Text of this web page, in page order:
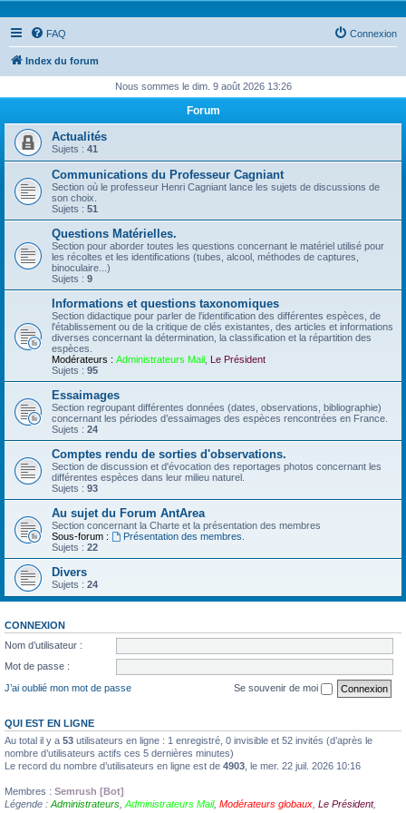
FAQ Connexion
Index du forum
Nous sommes le dim. 9 août 2026 13:26
Forum
Actualités
Sujets : 41
Communications du Professeur Cagniant
Section où le professeur Henri Cagniant lance les sujets de discussions de
son choix.
Sujets : 51
Questions Matérielles.
Section pour aborder toutes les questions concernant le matériel utilisé pour
les récoltes et les identifications (tubes, alcool, méthodes de captures,
binoculaire...)
Sujets : 9
Informations et questions taxonomiques
Section didactique pour parler de l'identification des différentes espèces, de
l'établissement ou de la critique de clés existantes, des articles et informations
diverses concernant la détermination, la classification et la répartition des
espèces.
Modérateurs : Administrateurs Mail Le Président
Sujets : 95
Essaimages
Section regroupant différentes données (dates, observations, bibliographie)
concernant les périodes d’essaimages des espèces rencontrées en France.
Sujets : 24
Comptes rendu de sorties d'observations.
Section de discussion et d'évocation des reportages photos concernant les
différentes espèces dans leur milieu naturel.
Sujets : 93
Au sujet du Forum AntArea
Section concernant la Charte et la présentation des membres
Sous-forum :
Présentation des membres.
Sujets : 22
Divers
Sujets : 24
CONNEXION
Nom d’utilisateur :
Mot de passe :
J’ai oublié mon mot de passe
Se souvenir de moi
QUI EST EN LIGNE
Au total il y a 53 utilisateurs en ligne : 1 enregistré, 0 invisible et 52 invités (d’après le
nombre d’utilisateurs actifs ces 5 dernières minutes)
Le record du nombre d’utilisateurs en ligne est de 4903 , le mer. 22 juil. 2026 10:16
Membres : Semrush [Bot]
Légende : Administrateurs Administrateurs Mail, Modérateurs globaux Le Président,